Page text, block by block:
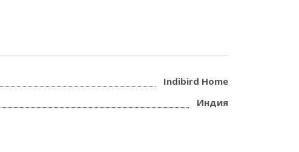
Indibird Home
Индия